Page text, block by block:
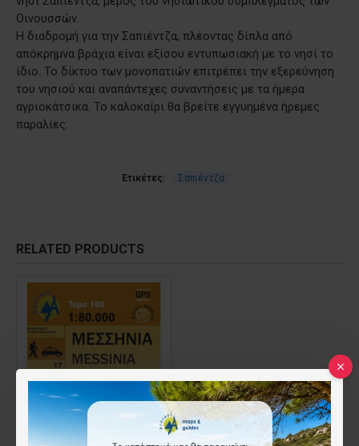
Οινουσσών.
Η διαδρομή για την Σαπιέντζα, πλέοντας δίπλα από
απόκρημνα βράχια είναι εξίσου εντυπωσιακή με το νησί το
ίδιο. Το δίκτυο των μονοπατιών επιτρέπει την εξερεύνηση
του νησιού και αναπάντεχες συναντήσεις με τα ήμερα
αγριοκάτσικα. Το καλοκαίρι θα βρείτε εγγυημένα ήρεμες
παραλίες.
Ετικέτες: Σαπιέντζα
RELATED PRODUCTS